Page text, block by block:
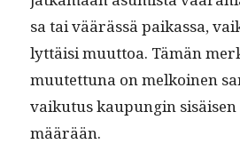
sa tai väärässä paikas­sa,
lyt­täisi muut­toa. Tämän
muutet­tuna on melkoinen
vaiku­tus kaupun­gin
määrään.